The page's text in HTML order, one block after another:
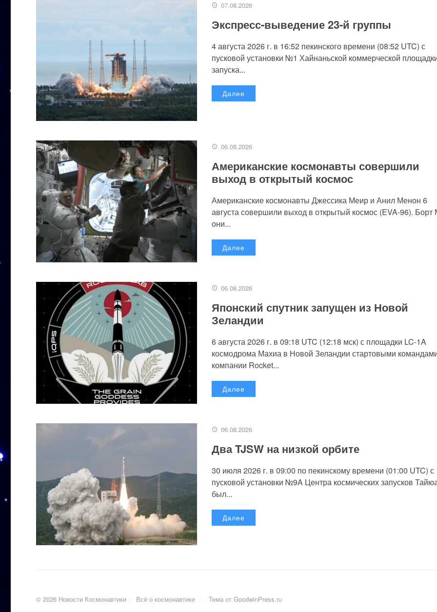
07.08.2026
Экспресс-выведение 23-й группы
4 августа 2026 г. в 16:52 пекинского времени (08:52 UTC) с
пусковой установки №1 Хайнаньской коммерческой
запуска...
Далее
06.08.2026
Американские космонавты совершили
выход в открытый космос
Американские космонавты Джессика Меир и Анил Менон 6
августа совершили выход в открытый космос (EVA-96).
они...
Далее
06.08.2026
Японский спутник запущен из Новой
Зеландии
6 августа 2026 г. в 09:18 UTC (12:18 мск) с площадки LC-1A
космодрома Махиа в Новой Зеландии стартовыми
компании Rocket...
Далее
06.08.2026
Два TJSW на низкой орбите
30 июля 2026 г. в 09:00 по пекинскому времени (01:00 UTC) с
пусковой установки №9A Центра космических запусков
был...
Далее
© 2026 Новости Космонавтики · Всё о космонавтике · Тема от GoodwinPress.ru